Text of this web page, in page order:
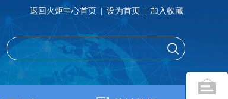
返回火炬中心首页 设为首页 加入收藏